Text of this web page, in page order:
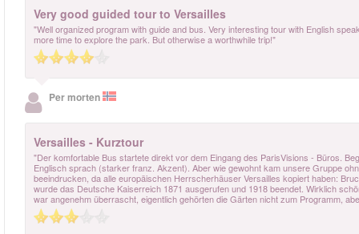
Very good guided tour to Versailles
"Well organized program with guide and bus. Very interesting tour with English
more time to explore the park. But otherwise a worthwhile trip!"
Per morten
Versailles - Kurztour
"Der komfortable Bus startete direkt vor dem Eingang des ParisVisions - Büros.
Englisch sprach (starker franz. Akzent). Aber wie gewohnt kam unsere Gruppe
beeindrucken, da alle europäischen Herrscherhäuser Versailles kopiert haben:
wurde das Deutsche Kaiserreich 1871 ausgerufen und 1918 beendet. Wirklich
war angenehm überrascht, eigentlich gehörten die Gärten nicht zum Programm,